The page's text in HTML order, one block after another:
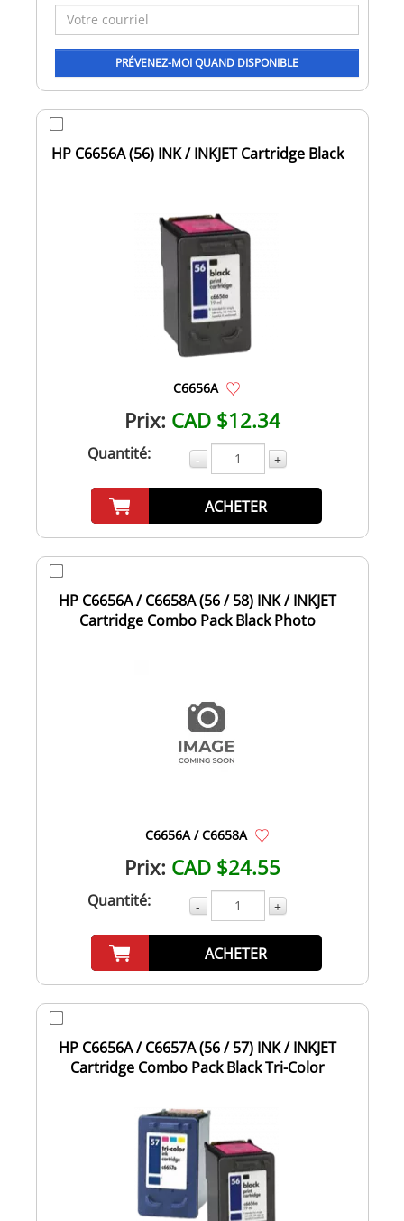
HP C6656A (56) INK / INKJET Cartridge Black
C6656A
Prix: CAD $12.34
Quantité: - +
ACHETER
HP C6656A / C6658A (56 / 58) INK / INKJET
Cartridge Combo Pack Black Photo
C6656A / C6658A
Prix: CAD $24.55
Quantité: - +
ACHETER
HP C6656A / C6657A (56 / 57) INK / INKJET
Cartridge Combo Pack Black Tri-Color